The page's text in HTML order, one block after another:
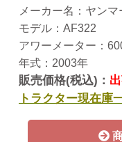
メーカー名：ヤンマ
モデル：AF322
アワーメーター：
年式：2003年
販売価格(税込)：
トラクター現在庫